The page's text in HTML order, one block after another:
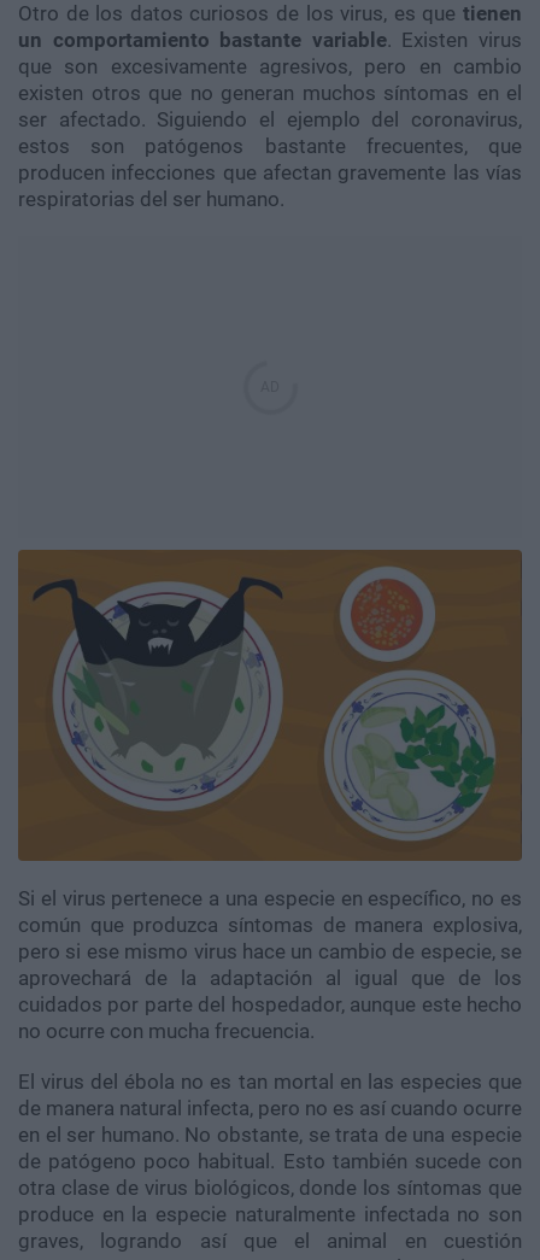
Otro de los datos curiosos de los virus, es que tienen
un comportamiento bastante variable. Existen virus
que son excesivamente agresivos, pero en cambio
existen otros que no generan muchos síntomas en el
ser afectado. Siguiendo el ejemplo del coronavirus,
estos son patógenos bastante frecuentes, que
producen infecciones que afectan gravemente las vías
respiratorias del ser humano.
Si el virus pertenece a una especie en específico, no es
común que produzca síntomas de manera explosiva,
pero si ese mismo virus hace un cambio de especie, se
aprovechará de la adaptación al igual que de los
cuidados por parte del hospedador, aunque este hecho
no ocurre con mucha frecuencia.
El virus del ébola no es tan mortal en las especies que
de manera natural infecta, pero no es así cuando ocurre
en el ser humano. No obstante, se trata de una especie
de patógeno poco habitual. Esto también sucede con
otra clase de virus biológicos, donde los síntomas que
produce en la especie naturalmente infectada no son
graves, logrando así que el animal en cuestión